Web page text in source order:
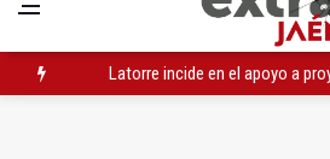
Latorre incide en el apoyo a